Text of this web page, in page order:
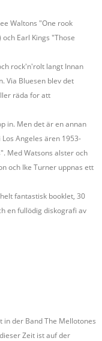
Waltons "One rook
Earl Kings "Those
rock'n'rolt langt Innan
Via Bluesen blev det
räda for att
in. Men det är en annan
Angeles ären 1953-
Med Watsons alster och
och Ike Turner uppnas ett
fantastisk booklet, 30
en fullödig diskografi av
in der Band The Mellotones
Zeit ist auf der